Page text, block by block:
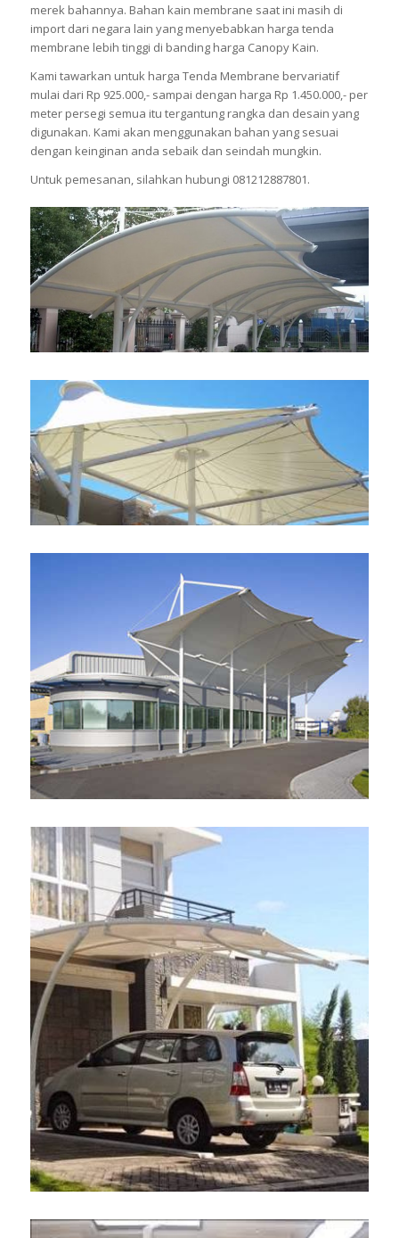
merek bahannya. Bahan kain membrane saat ini masih di
import dari negara lain yang menyebabkan harga tenda
membrane lebih tinggi di banding harga Canopy Kain.
Kami tawarkan untuk harga Tenda Membrane bervariatif
mulai dari Rp 925.000,- sampai dengan harga Rp 1.450.000,- per
meter persegi semua itu tergantung rangka dan desain yang
digunakan. Kami akan menggunakan bahan yang sesuai
dengan keinginan anda sebaik dan seindah mungkin.
Untuk pemesanan, silahkan hubungi 081212887801.